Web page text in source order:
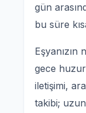
gün
bu süre
gece
iletişimi,
takibi;